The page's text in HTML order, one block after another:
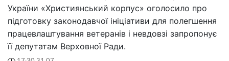
України «Християнський корпус» оголосило про
підготовку законодавчої ініціативи для полегшення
працевлаштування ветеранів і невдовзі запропонує
її депутатам Верховної Ради.